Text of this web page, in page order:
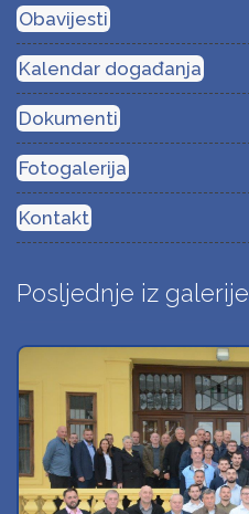
Obavijesti
Kalendar događanja
Dokumenti
Fotogalerija
Kontakt
Posljednje iz galerije